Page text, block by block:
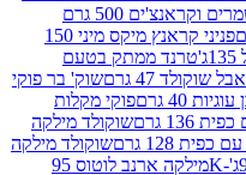
קרם שוקולד לשמרים וקראנצ'ים 500 גרם
פניני קראנץ מיקס מיני 150
ממתק בטעם
שוק' בר פוקי
פוקי מקלות
שוקולד מילקה
שוקולד מילקה
מילקה ארנב לוטוס 95